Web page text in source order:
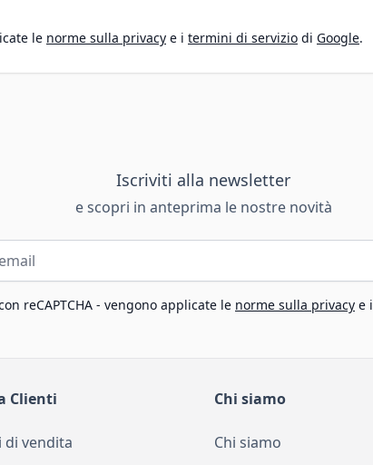
le norme sulla privacy e i termini di servizio di Google.
Iscriviti alla newsletter
e scopri in anteprima le nostre novità
reCAPTCHA - vengono applicate le norme sulla privacy e i
Clienti
di vendita
Chi siamo
Chi siamo